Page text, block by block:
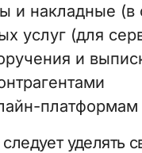
и накладные (в
услуг (для
и